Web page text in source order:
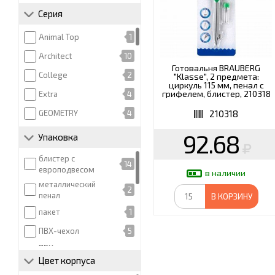
циркуль
циркуль-
измеритель
1
Серия
Animal Top
1
Architect
10
College
2
Extra
4
GEOMETRY
4
GRADE
Klasse
13
Metal
1
5
Pastel
2
Professional
S-Cool
Упаковка
блистер с
европодвесом
14
металлический
пенал
2
пакет
1
ПВХ-чехол
5
ПВХ-чехол с
подвесом
Цвет корпуса
Готовальня BRAUBERG
"Klasse", 2 предмета:
циркуль 115 мм, пенал с
грифелем, блистер, 210318
210318
92.68
в наличии
В КОРЗИНУ